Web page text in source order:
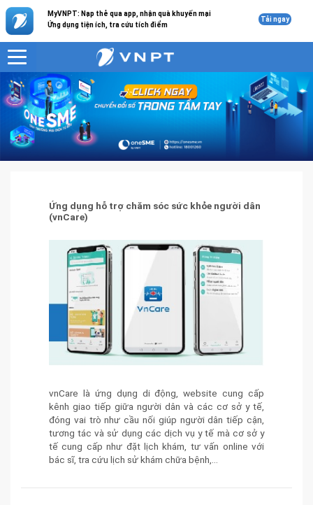
MyVNPT: Nạp thẻ qua app, nhận quà khuyến mại
Ứng dụng tiện ích, tra cứu tích điểm
Tải ngay
VNPT
Giải pháp công nghệ thông tin
Ứng dụng hỗ trợ chăm sóc sức khỏe người dân (vnCare)
Ứng dụng hỗ trợ chăm sóc sức khỏe người dân
(vnCare)
vnCare là ứng dụng di động, website cung cấp
kênh giao tiếp giữa người dân và các cơ sở y tế,
đóng vai trò như cầu nối giúp người dân tiếp cận,
tương tác và sử dụng các dịch vụ y tế mà cơ sở y
tế cung cấp như đặt lịch khám, tư vấn online với
bác sĩ, tra cứu lịch sử khám chữa bệnh,…